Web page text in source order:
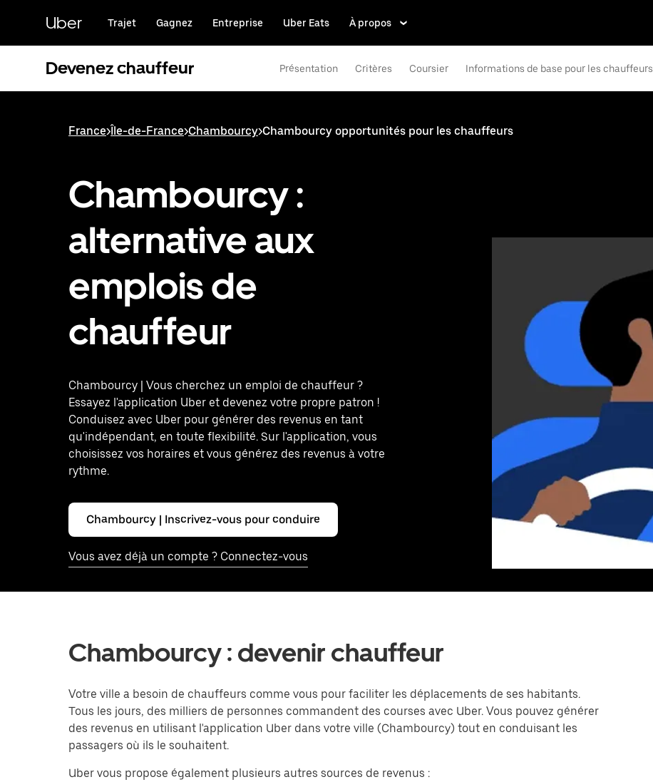
principal
Uber Trajet Gagnez Entreprise Uber Eats À propos
Devenez chauffeur Présentation Critères Coursier Informations de base pour les chauffeurs
France>Île-de-France>Chambourcy>Chambourcy opportunités pour les chauffeurs
Chambourcy :
alternative aux
emplois de
chauffeur
Chambourcy | Vous cherchez un emploi de chauffeur ?
Essayez l'application Uber et devenez votre propre patron !
Conduisez avec Uber pour générer des revenus en tant
qu'indépendant, en toute flexibilité. Sur l'application, vous
choisissez vos horaires et vous générez des revenus à votre
rythme.
Chambourcy | Inscrivez-vous pour conduire
Vous avez déjà un compte ? Connectez-vous
Chambourcy : devenir chauffeur
Votre ville a besoin de chauffeurs comme vous pour faciliter les déplacements de ses habitants.
Tous les jours, des milliers de personnes commandent des courses avec Uber. Vous pouvez générer
des revenus en utilisant l'application Uber dans votre ville (Chambourcy) tout en conduisant les
passagers où ils le souhaitent.
Uber vous propose également plusieurs autres sources de revenus :